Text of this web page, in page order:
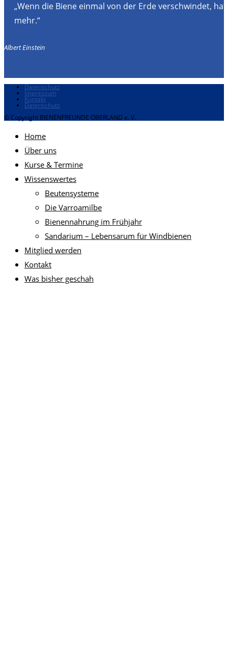
„Wenn die Biene einmal von der Erde verschwindet,
mehr.“
Albert Einstein
Datenschutz
Impressum
Kontakt
Datenschutz
© Copyright BIENENFREUNDE OBERLAND e. V.
Home
Über uns
Kurse & Termine
Wissenswertes
Beutensysteme
Die Varroamilbe
Bienennahrung im Frühjahr
Sandarium – Lebensarum für Windbienen
Mitglied werden
Kontakt
Was bisher geschah